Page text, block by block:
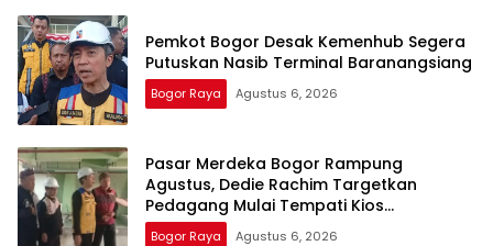
Pemkot Bogor Desak Kemenhub Segera
Putuskan Nasib Terminal Baranangsiang
Bogor Raya Agustus 6, 2026
Pasar Merdeka Bogor Rampung
Agustus, Dedie Rachim Targetkan
Pedagang Mulai Tempati Kios
September
Bogor Raya Agustus 6, 2026